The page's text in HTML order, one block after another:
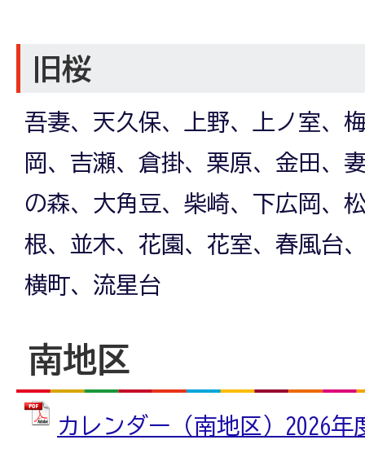
旧桜
吾妻、天久保、上野、上ノ室、
岡、吉瀬、倉掛、栗原、金田、
の森、大角豆、柴崎、下広岡、
根、並木、花園、花室、春風台
横町、流星台
南地区
カレンダー（南地区）2026